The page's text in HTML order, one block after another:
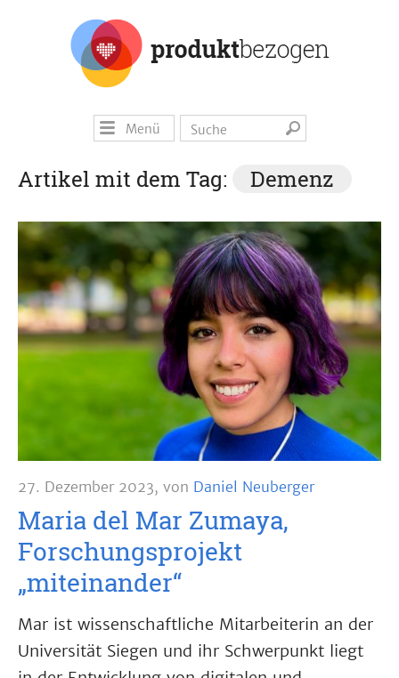
Menü
Artikel mit dem Tag: Demenz
27. Dezember 2023, von Daniel Neuberger
Maria del Mar Zumaya,
Forschungsprojekt
„miteinander“
Mar ist wissenschaftliche Mitarbeiterin an der
Universität Siegen und ihr Schwerpunkt liegt